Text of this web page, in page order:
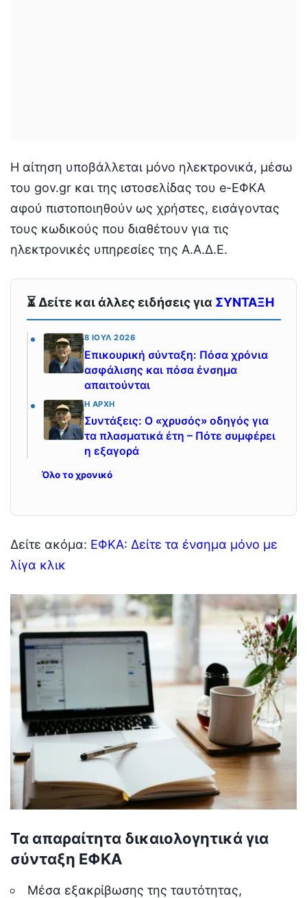
Η αίτηση υποβάλλεται μόνο ηλεκτρονικά, μέσω
του gov.gr και της ιστοσελίδας του e-ΕΦΚΑ
αφού πιστοποιηθούν ως χρήστες, εισάγοντας
τους κωδικούς που διαθέτουν για τις
ηλεκτρονικές υπηρεσίες της Α.Α.Δ.Ε.
⏳ Δείτε και άλλες ειδήσεις για ΣΥΝΤΑΞΗ
8 ΙΟΎΛ 2026
Επικουρική σύνταξη: Πόσα χρόνια
ασφάλισης και πόσα ένσημα
απαιτούνται
Η ΑΡΧΉ
Συντάξεις: Ο «χρυσός» οδηγός για
τα πλασματικά έτη – Πότε συμφέρει
η εξαγορά
Όλο το χρονικό
Δείτε ακόμα: ΕΦΚΑ: Δείτε τα ένσημα μόνο με
λίγα κλικ
Τα απαραίτητα δικαιολογητικά για
σύνταξη ΕΦΚΑ
Μέσα εξακρίβωσης της ταυτότητας,